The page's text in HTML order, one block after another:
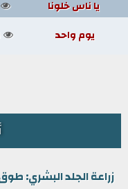
يا ناس خلونا
يوم واحد
زراعة الجلد البشري: